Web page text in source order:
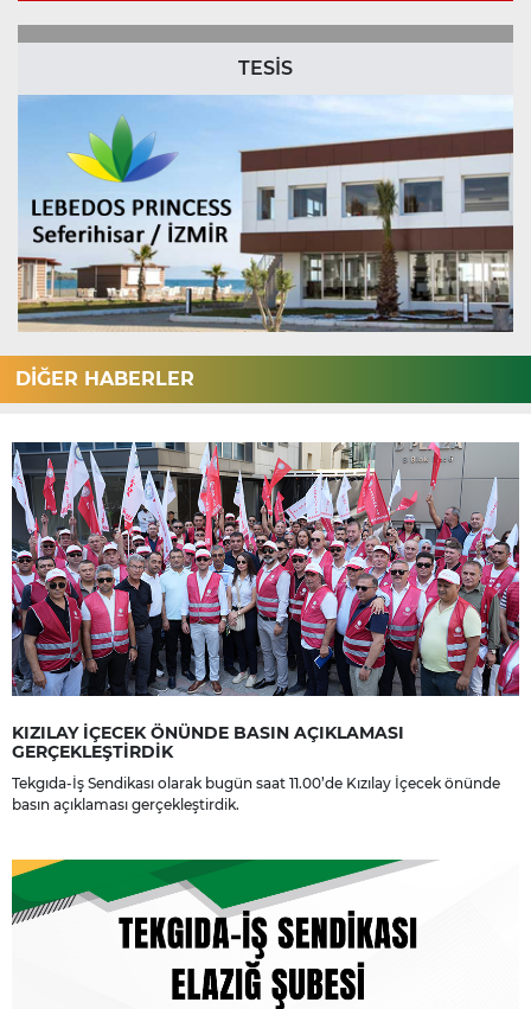
TESİS
DİĞER HABERLER
KIZILAY İÇECEK ÖNÜNDE BASIN AÇIKLAMASI
GERÇEKLEŞTİRDİK
Tekgıda-İş Sendikası olarak bugün saat 11.00’de Kızılay İçecek önünde
basın açıklaması gerçekleştirdik.